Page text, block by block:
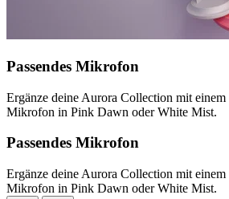
Passendes Mikrofon
Ergänze deine Aurora Collection mit einem
Mikrofon in Pink Dawn oder White Mist.
Passendes Mikrofon
Ergänze deine Aurora Collection mit einem
Mikrofon in Pink Dawn oder White Mist.